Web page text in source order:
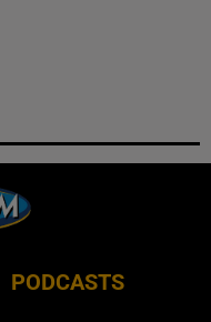
PODCASTS